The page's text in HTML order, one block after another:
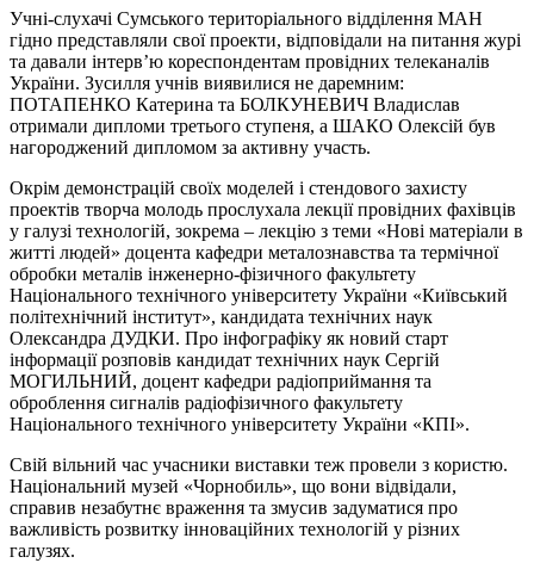
Учні-слухачі Сумського територіального відділення МАН
гідно представляли свої проекти, відповідали на питання журі
та давали інтерв’ю кореспондентам провідних телеканалів
України. Зусилля учнів виявилися не даремним:
ПОТАПЕНКО Катерина та БОЛКУНЕВИЧ Владислав
отримали дипломи третього ступеня, а ШАКО Олексій був
нагороджений дипломом за активну участь.
Окрім демонстрацій своїх моделей і стендового захисту
проектів творча молодь прослухала лекції провідних фахівців
у галузі технологій, зокрема – лекцію з теми «Нові матеріали в
житті людей» доцента кафедри металознавства та термічної
обробки металів інженерно-фізичного факультету
Національного технічного університету України «Київський
політехнічний інститут», кандидата технічних наук
Олександра ДУДКИ. Про інфографіку як новий старт
інформації розповів кандидат технічних наук Сергій
МОГИЛЬНИЙ, доцент кафедри радіоприймання та
оброблення сигналів радіофізичного факультету
Національного технічного університету України «КПІ».
Свій вільний час учасники виставки теж провели з користю.
Національний музей «Чорнобиль», що вони відвідали,
справив незабутнє враження та змусив задуматися про
важливість розвитку інноваційних технологій у різних
галузях.